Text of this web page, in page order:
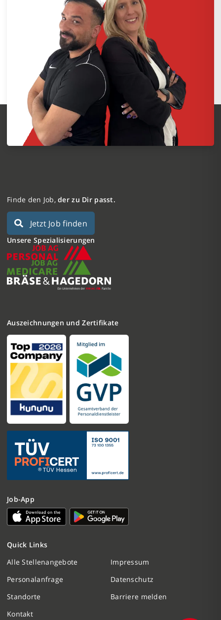
Nachricht schreiben
Initiativbewerbung
Personalanfrage
Finde den Job,der zu Dir passt.
Jetzt Job finden
Unsere Spezialisierungen
Auszeichnungen und Zertifikate
Job-App
Quick Links
Alle Stellenangebote
Personalanfrage
Standorte
Kontakt
Impressum
Datenschutz
Barriere melden